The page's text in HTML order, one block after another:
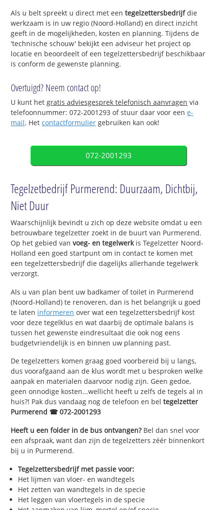
Als u belt spreekt u direct met eentegelzettersbedrijfdie
werkzaam is in uw regio (Noord-Holland) en direct inzicht
geeft in de mogelijkheden, kosten en planning. Tijdens de
'technische schouw' bekijkt een adviseur het project op
locatie en beoordeelt of een tegelzettersbedrijf beschikbaar
is conform de gewenste planning.
Overtuigd? Neem contact op!
U kunt hetgratis adviesgesprek telefonisch aanvragen via
telefoonnummer: 072-2001293 of stuur daar voor eene-
mail. Hetcontactformulier gebruiken kan ook!
072-2001293
Tegelzetbedrijf Purmerend: Duurzaam, Dichtbij,
Niet Duur
Waarschijnlijk bevindt u zich op deze website omdat u een
betrouwbare tegelzetter zoekt in de buurt van Purmerend.
Op het gebied van voeg- en tegelwerkis Tegelzetter Noord-
Holland een goed startpunt om in contact te komen met
een tegelzettersbedrijf die dagelijks allerhande tegelwerk
verzorgt.
Als u van plan bent uw badkamer of toilet in Purmerend
(Noord-Holland) te renoveren, dan is het belangrijk u goed
te laten informeren over wat een tegelzettersbedrijf kost
voor deze tegelklus en wat daarbij de optimale balans is
tussen het gewenste eindresultaat die ook nog eens
budgetvriendelijk is en binnen uw planning past.
De tegelzetters komen graag goed voorbereid bij u langs,
dus voorafgaand aan de klus wordt met u besproken welke
aanpak en materialen daarvoor nodig zijn. Geen gedoe,
geen onnodige kosten...wellicht heeft u zelfs de tegels al in
huis?! Pak dus vandaag nog de telefoon en beltegelzetter
Purmerend ☎ 072-2001293
Heeft u een folder in de bus ontvangen?Bel dan snel voor
een afspraak, want dan zijn de tegelzetters zéér binnenkort
bij u in Purmerend.
Tegelzettersbedrijf met passie voor:
Het lijmen van vloer- en wandtegels
Het zetten van wandtegels in de specie
Het leggen van vloertegels in de specie